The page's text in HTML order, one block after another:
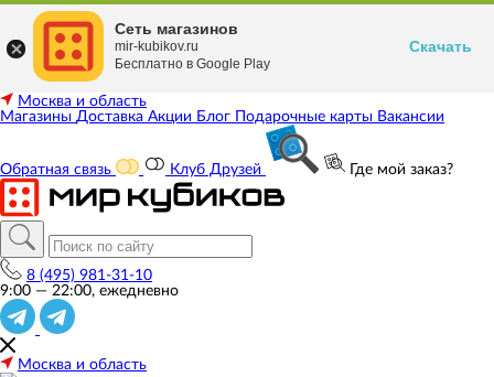
Москва и область
Магазины Доставка Акции Блог Подарочные карты Вакансии
Обратная связь Клуб Друзей Где мой заказ?
8 (495) 981-31-10
9:00 — 22:00, ежедневно
Москва и область
Сеть магазинов
mir-kubikov.ru
Бесплатно в Google Play
Скачать